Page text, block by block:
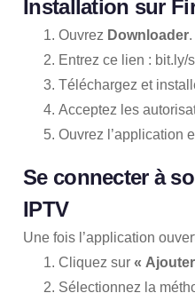
Installation sur
Ouvrez Downloader.
Entrez ce lien : bit.ly/
Téléchargez et
Acceptez les
Ouvrez l’application
Se connecter à
IPTV
Une fois l’application
Cliquez sur«
Sélectionnez la